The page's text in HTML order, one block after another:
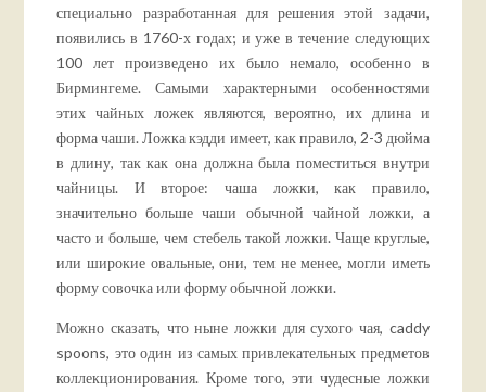
специально разработанная для решения этой задачи,
появились в 1760-х годах; и уже в течение следующих
100 лет произведено их было немало, особенно в
Бирмингеме. Самыми характерными особенностями
этих чайных ложек являются, вероятно, их длина и
форма чаши. Ложка кэдди имеет, как правило, 2-3 дюйма
в длину, так как она должна была поместиться внутри
чайницы. И второе: чаша ложки, как правило,
значительно больше чаши обычной чайной ложки, а
часто и больше, чем стебель такой ложки. Чаще круглые,
или широкие овальные, они, тем не менее, могли иметь
форму совочка или форму обычной ложки.
Можно сказать, что ныне ложки для сухого чая, caddy
spoons, это один из самых привлекательных предметов
коллекционирования. Кроме того, эти чудесные ложки